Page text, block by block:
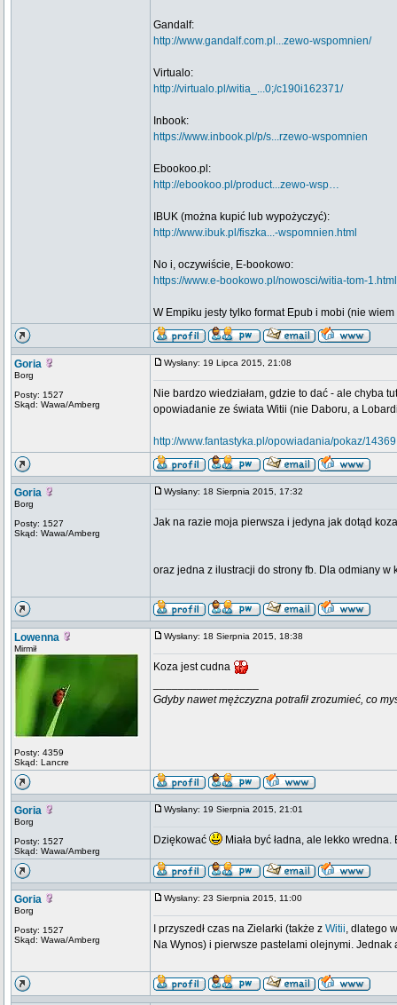
Gandalf:
http://www.gandalf.com.pl...zewo-wspomnien/
Virtualo:
http://virtualo.pl/witia_...0;/c190i162371/
Inbook:
https://www.inbook.pl/p/s...rzewo-wspomnien
Ebookoo.pl:
http://ebookoo.pl/product...zewo-wsp…
IBUK (można kupić lub wypożyczyć):
http://www.ibuk.pl/fiszka...-wspomnien.html
No i, oczywiście, E-bookowo:
https://www.e-bookowo.pl/nowosci/witia-tom-1.html
W Empiku jesty tylko format Epub i mobi (nie
Goria
Borg
Posty: 1527
Skąd: Wawa/Amberg
Wysłany: 19 Lipca 2015, 21:08
Nie bardzo wiedziałam, gdzie to dać - ale chyba
opowiadanie ze świata Witii (nie Daboru, a
http://www.fantastyka.pl/opowiadania/pokaz/14369
Goria
Borg
Posty: 1527
Skąd: Wawa/Amberg
Wysłany: 18 Sierpnia 2015, 17:32
Jak na razie moja pierwsza i jedyna jak dotąd
oraz jedna z ilustracji do strony fb. Dla odmiany w
Lowenna
Mirmił
Posty: 4359
Skąd: Lancre
Wysłany: 18 Sierpnia 2015, 18:38
Koza jest cudna
Gdyby nawet mężczyzna potrafił zrozumieć, co
Goria
Borg
Posty: 1527
Skąd: Wawa/Amberg
Wysłany: 19 Sierpnia 2015, 21:01
Dziękować Miała być ładna, ale lekko
Goria
Borg
Posty: 1527
Skąd: Wawa/Amberg
Wysłany: 23 Sierpnia 2015, 11:00
I przyszedł czas na Zielarki (także z Witii, dlatego
Na Wynos) i pierwsze pastelami olejnymi. Jednak